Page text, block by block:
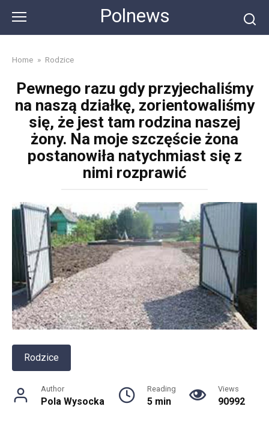
content
Polnews
Home » Rodzice
Pewnego razu gdy przyjechaliśmy
na naszą działkę, zorientowaliśmy
się, że jest tam rodzina naszej
żony. Na moje szczęście żona
postanowiła natychmiast się z
nimi rozprawić
Rodzice
Author
Pola Wysocka
Reading
5 min
Views
90992